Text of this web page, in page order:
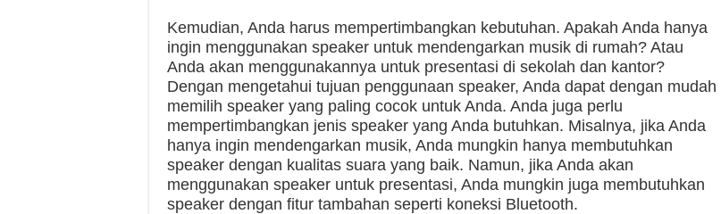
Kemudian, Anda harus mempertimbangkan kebutuhan. Apakah Anda hanya
ingin menggunakan speaker untuk mendengarkan musik di rumah? Atau
Anda akan menggunakannya untuk presentasi di sekolah dan kantor?
Dengan mengetahui tujuan penggunaan speaker, Anda dapat dengan mudah
memilih speaker yang paling cocok untuk Anda. Anda juga perlu
mempertimbangkan jenis speaker yang Anda butuhkan. Misalnya, jika Anda
hanya ingin mendengarkan musik, Anda mungkin hanya membutuhkan
speaker dengan kualitas suara yang baik. Namun, jika Anda akan
menggunakan speaker untuk presentasi, Anda mungkin juga membutuhkan
speaker dengan fitur tambahan seperti koneksi Bluetooth.